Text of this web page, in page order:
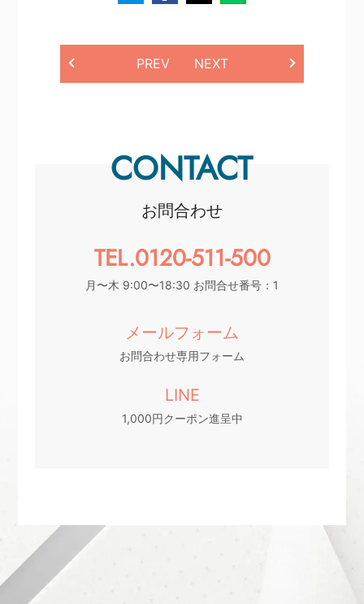
PREV NEXT
CONTACT
お問合わせ
TEL.0120-511-500
月〜木 9:00〜18:30 お問合せ番号：1
メールフォーム
お問合わせ専用フォーム
LINE
1,000円クーポン進呈中